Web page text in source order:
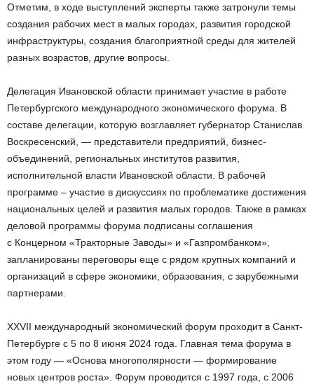
Отметим, в ходе выступлений эксперты также затронули темы
создания рабочих мест в малых городах, развития городской
инфраструктуры, создания благоприятной среды для жителей
разных возрастов, другие вопросы.
Делегация Ивановской области принимает участие в работе
Петербургского международного экономического форума. В
составе делегации, которую возглавляет губернатор Станислав
Воскресенский, — представители предприятий, бизнес-
объединений, региональных институтов развития,
исполнительной власти Ивановской области. В рабочей
программе – участие в дискуссиях по проблематике достижения
национальных целей и развития малых городов. Также в рамках
деловой программы форума подписаны соглашения
с Концерном «Тракторные Заводы» и «Газпромбанком»,
запланированы переговоры еще с рядом крупных компаний и
организаций в сфере экономики, образования, с зарубежными
партнерами.
XXVII международный экономический форум проходит в Санкт-
Петербурге с 5 по 8 июня 2024 года. Главная тема форума в
этом году — «Основа многополярности — формирование
новых центров роста». Форум проводится с 1997 года, с 2006